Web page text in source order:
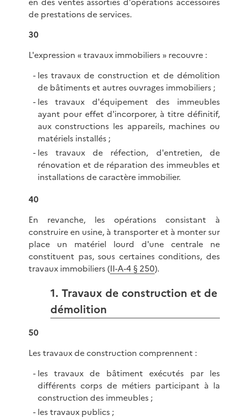
de prestations de services.
30
L'expression « travaux immobiliers » recouvre :
les travaux de construction et de démolition
de bâtiments et autres ouvrages immobiliers ;
les travaux d'équipement des immeubles
ayant pour effet d'incorporer, à titre définitif,
aux constructions les appareils, machines ou
matériels installés ;
les travaux de réfection, d'entretien, de
rénovation et de réparation des immeubles et
installations de caractère immobilier.
40
En revanche, les opérations consistant à
construire en usine, à transporter et à monter sur
place un matériel lourd d'une centrale ne
constituent pas, sous certaines conditions, des
travaux immobiliers (II-A-4 § 250).
1. Travaux de construction et de
démolition
50
Les travaux de construction comprennent :
les travaux de bâtiment exécutés par les
différents corps de métiers participant à la
construction des immeubles ;
les travaux publics ;